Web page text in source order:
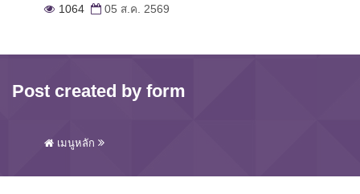
1064 05 ส.ค. 2569
Post created by form
เมนูหลัก